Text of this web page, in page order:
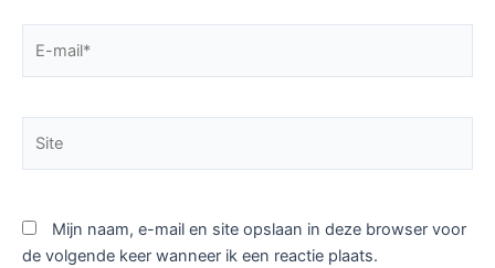
mail*
Mijn naam, e-mail en site opslaan in deze browser voor
de volgende keer wanneer ik een reactie plaats.